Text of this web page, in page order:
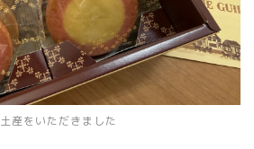
産をいただきました